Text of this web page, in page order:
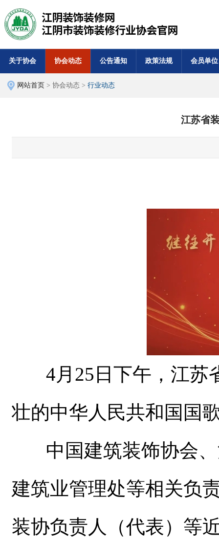
关于协会 协会动态 公告通知 政策法规 会员单位
网站首页 > 协会动态 > 行业动态
江苏省
4月25日下午，江苏
壮的中华人民共和国国
中国建筑装饰协会、
建筑业管理处等相关负
装协负责人（代表）等